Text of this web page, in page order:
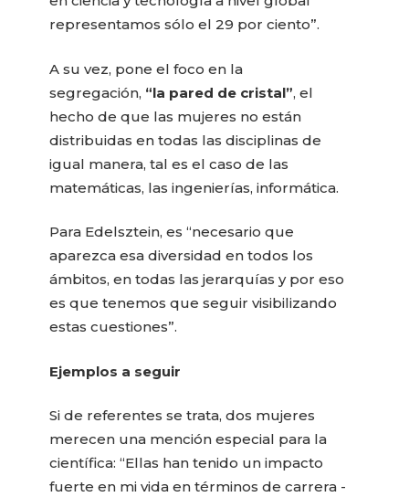
representamos sólo el 29 por ciento”.
A su vez, pone el foco en la
segregación, “la pared de cristal”, el
hecho de que las mujeres no están
distribuidas en todas las disciplinas de
igual manera, tal es el caso de las
matemáticas, las ingenierías, informática.
Para Edelsztein, es “necesario que
aparezca esa diversidad en todos los
ámbitos, en todas las jerarquías y por eso
es que tenemos que seguir visibilizando
estas cuestiones”.
Ejemplos a seguir
Si de referentes se trata, dos mujeres
merecen una mención especial para la
científica: “Ellas han tenido un impacto
fuerte en mi vida en términos de carrera -